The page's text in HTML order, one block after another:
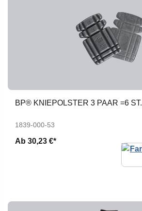
BP® KNIEPOLSTER 3 PAAR =6 ST.
1839-000-53
Ab 30,23 €*